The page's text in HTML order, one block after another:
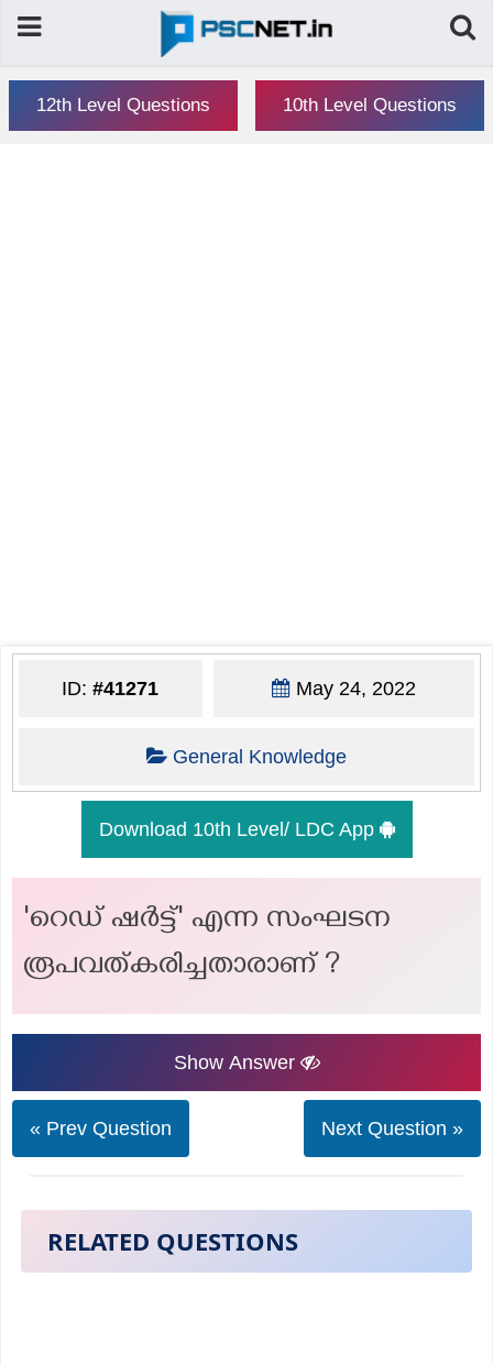
12th Level Questions 10th Level Questions
ID:#41271 May 24, 2022
General Knowledge
Download 10th Level/ LDC App
'റെഡ് ഷർട്ട്' എന്ന സംഘടന
രൂപവത്കരിച്ചതാരാണ് ?
Show Answer
« Prev Question Next Question »
RELATED QUESTIONS